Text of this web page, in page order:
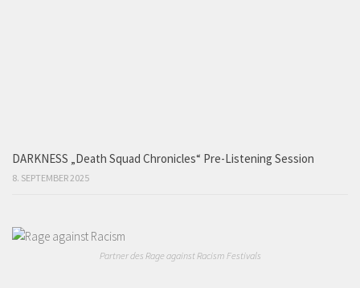
DARKNESS „Death Squad Chronicles“ Pre-Listening Session
8. SEPTEMBER 2025
Partner des Rage against Racism Festivals